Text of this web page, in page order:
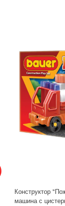
Конструктор
машина с